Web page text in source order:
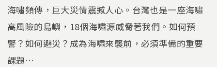
海嘯頻傳，巨大災情震撼人心。台灣也是一座海嘯
高風險的島嶼，18個海嘯源威脅著我們。如何預
警？如何避災？成為海嘯來襲前，必須準備的重要
課題…